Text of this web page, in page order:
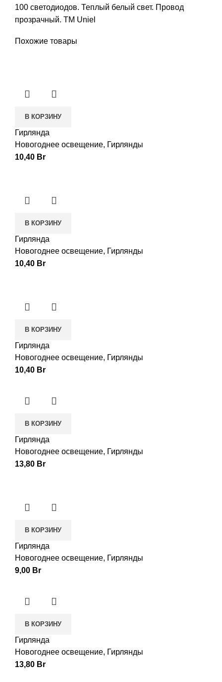
100 светодиодов. Теплый белый свет. Провод
прозрачный. TM Uniel
Похожие товары
В КОРЗИНУ
Гирлянда
Новогоднее освещение, Гирлянды
10,40 Br
В КОРЗИНУ
Гирлянда
Новогоднее освещение, Гирлянды
10,40 Br
В КОРЗИНУ
Гирлянда
Новогоднее освещение, Гирлянды
10,40 Br
В КОРЗИНУ
Гирлянда
Новогоднее освещение, Гирлянды
13,80 Br
В КОРЗИНУ
Гирлянда
Новогоднее освещение, Гирлянды
9,00 Br
В КОРЗИНУ
Гирлянда
Новогоднее освещение, Гирлянды
13,80 Br